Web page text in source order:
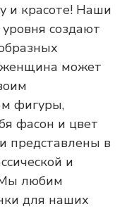
и красоте! Наши
создают
может
фигуры,
фасон и цвет
представлены в
и
Мы любим
для наших